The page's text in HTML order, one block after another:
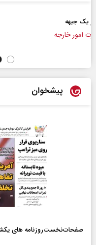
آیا
شهاب
پیشخوان
صفحات‌نخست‌روزنامه ها‌ی یکشنبه ۱۸